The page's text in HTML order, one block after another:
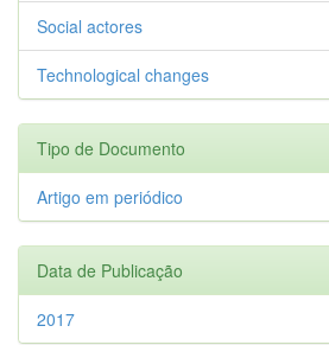
Social actores
Technological changes
Tipo de Documento
Artigo em periódico
Data de Publicação
2017